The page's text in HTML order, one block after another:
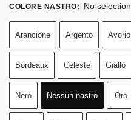
COLORE NASTRO: No selection
Arancione Argento Avorio
Bordeaux Celeste Giallo
Nero Nessun nastro Oro